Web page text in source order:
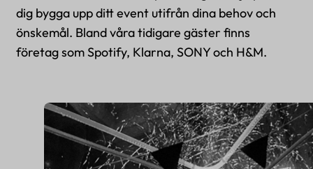
dig bygga upp ditt event utifrån dina behov och
önskemål. Bland våra tidigare gäster finns
företag som Spotify, Klarna, SONY och H&M.